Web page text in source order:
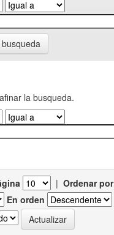
la busqueda.
| Ordenar por
En orden